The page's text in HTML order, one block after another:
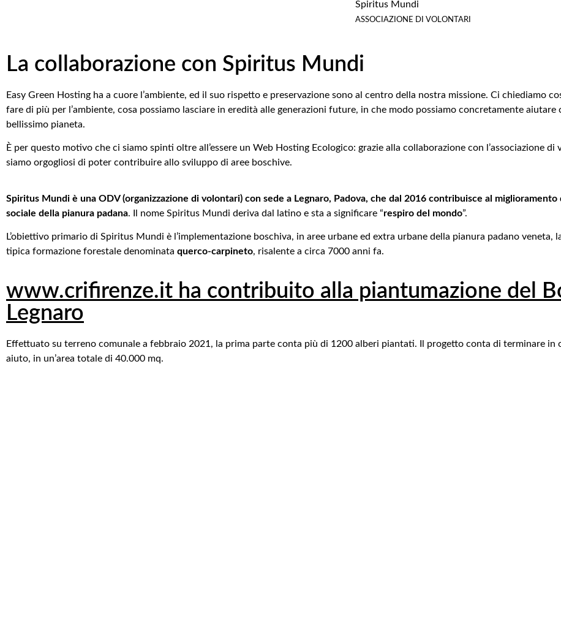
Spiritus Mundi
ASSOCIAZIONE DI VOLONTARI
La collaborazione con Spiritus Mundi
Easy Green Hosting ha a cuore l’ambiente, ed il suo rispetto e preservazione sono al centro della nostra missione. Ci chiediamo
fare di più per l’ambiente, cosa possiamo lasciare in eredità alle generazioni future, in che modo possiamo concretamente
bellissimo pianeta.
È per questo motivo che ci siamo spinti oltre all’essere un Web Hosting Ecologico: grazie alla collaborazione con l’associazione di
siamo orgogliosi di poter contribuire allo sviluppo di aree boschive.
Spiritus Mundi è una ODV (organizzazione di volontari) con sede a Legnaro, Padova, che dal 2016 contribuisce al
sociale della pianura padana. Il nome Spiritus Mundi deriva dal latino e sta a significare “respiro del mondo”.
L’obiettivo primario di Spiritus Mundi è l’implementazione boschiva, in aree urbane ed extra urbane della pianura padano veneta,
tipica formazione forestale denominata querco-carpineto, risalente a circa 7000 anni fa.
www.crifirenze.it ha contribuito alla piantumazione del
Legnaro​
Effettuato su terreno comunale a febbraio 2021, la prima parte conta più di 1200 alberi piantati. Il progetto conta di terminare in
aiuto, in un’area totale di 40.000 mq.